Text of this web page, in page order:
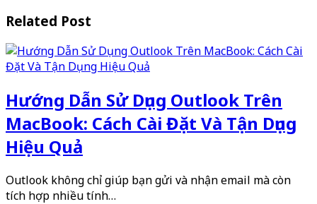
Related Post
Hướng Dẫn Sử Dụng Outlook Trên
MacBook: Cách Cài Đặt Và Tận Dụng
Hiệu Quả
Outlook không chỉ giúp bạn gửi và nhận email mà còn
tích hợp nhiều tính…